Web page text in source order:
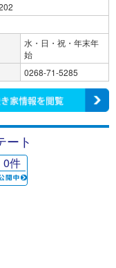
水・日・祝・年末年
始
0268-71-5285
ート
0件